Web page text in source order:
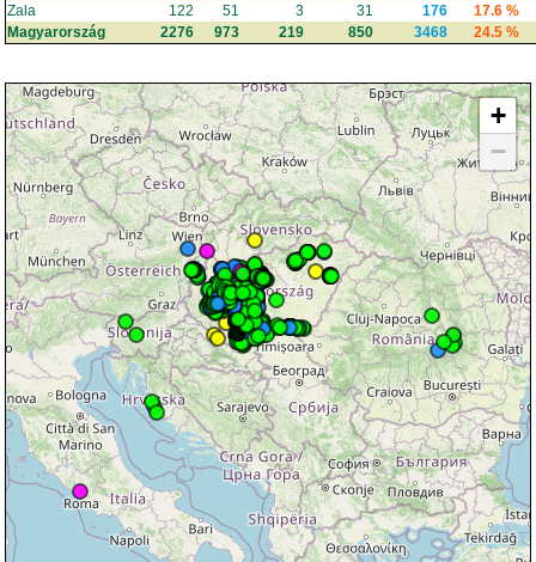
Zala
122 51 3 31 176
17.6 %
Magyarország
2276 973 219 850 3468 24.5 %
+
−